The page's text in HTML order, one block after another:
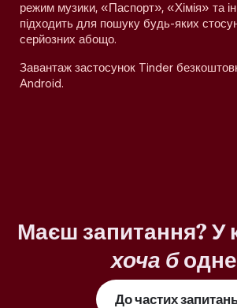
режим музики, «Паспорт», «Хімія» та
підходить для пошуку будь-яких
серйозних абощо.
Завантаж застосунок Tinder
Android.
Маєш запитання? У
хоча б
До частих